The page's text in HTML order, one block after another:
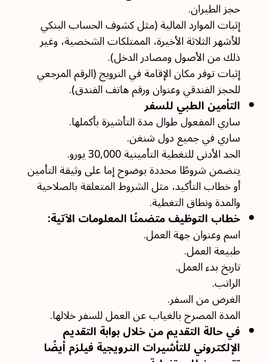
حجز الطيران.
إثبات الموارد المالية (مثل كشوف الحساب البنكي
للأشهر الثلاثة الأخيرة، الممتلكات الشخصية، وغير
ذلك من الأصول ومصادر الدخل).
إثبات توفر مكان الإقامة في النرويج (الرقم المرجعي
للحجز الفندقي وعنوان ورقم هاتف الفندق).
التأمين الطبي للسفر
ساري المفعول طوال مدة التأشيرة بأكملها.
ساري في جميع دول شنغن.
الحد الأدنى للتغطية التأمينية 30,000 يورو.
يتضمن شروطًا محددة بوضوح إما على وثيقة التأمين
أو خطاب التأكيد، مثل الشروط المتعلقة بالصلاحية
والمدة ونطاق التغطية.
خطاب التوظيف متضمنًا المعلومات الآتية:
اسم وعنوان جهة العمل.
طبيعة العمل.
تاريخ بدء العمل.
الراتب.
الغرض من السفر.
المدة المصرح بالغياب عن العمل للسفر خلالها.
في حالة التقديم من خلال بوابة التقديم
الإلكتروني للتأشيرات النرويجية فيلزم أيضًا